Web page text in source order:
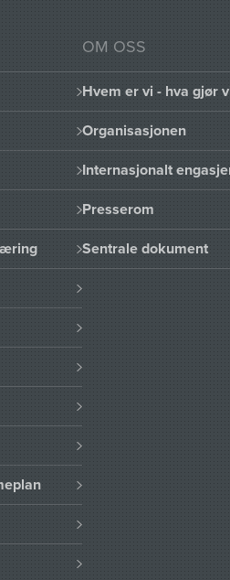
OM OSS
Hvem er vi - hva gjør
Organisasjonen
Internasjonalt
Presserom
Sentrale dokument